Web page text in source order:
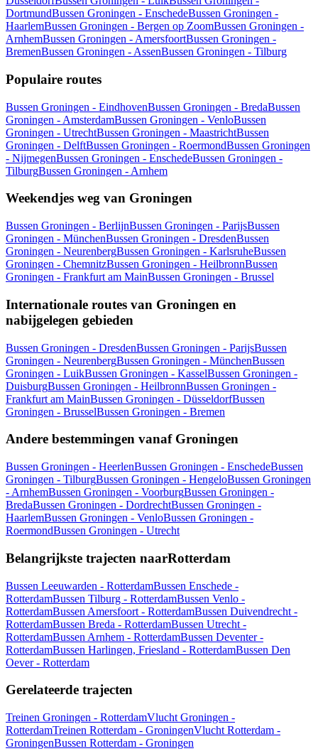
DortmundBussen Groningen - EnschedeBussen Groningen -
HaarlemBussen Groningen - Bergen op ZoomBussen Groningen -
ArnhemBussen Groningen - AmersfoortBussen Groningen -
BremenBussen Groningen - AssenBussen Groningen - Tilburg
Populaire routes
Bussen Groningen - EindhovenBussen Groningen - BredaBussen
Groningen - AmsterdamBussen Groningen - VenloBussen
Groningen - UtrechtBussen Groningen - MaastrichtBussen
Groningen - DelftBussen Groningen - RoermondBussen Groningen
- NijmegenBussen Groningen - EnschedeBussen Groningen -
TilburgBussen Groningen - Arnhem
Weekendjes weg van Groningen
Bussen Groningen - BerlijnBussen Groningen - ParijsBussen
Groningen - MünchenBussen Groningen - DresdenBussen
Groningen - NeurenbergBussen Groningen - KarlsruheBussen
Groningen - ChemnitzBussen Groningen - HeilbronnBussen
Groningen - Frankfurt am MainBussen Groningen - Brussel
Internationale routes van Groningen en
nabijgelegen gebieden
Bussen Groningen - DresdenBussen Groningen - ParijsBussen
Groningen - NeurenbergBussen Groningen - MünchenBussen
Groningen - LuikBussen Groningen - KasselBussen Groningen -
DuisburgBussen Groningen - HeilbronnBussen Groningen -
Frankfurt am MainBussen Groningen - DüsseldorfBussen
Groningen - BrusselBussen Groningen - Bremen
Andere bestemmingen vanaf Groningen
Bussen Groningen - HeerlenBussen Groningen - EnschedeBussen
Groningen - TilburgBussen Groningen - HengeloBussen Groningen
- ArnhemBussen Groningen - VoorburgBussen Groningen -
BredaBussen Groningen - DordrechtBussen Groningen -
HaarlemBussen Groningen - VenloBussen Groningen -
RoermondBussen Groningen - Utrecht
Belangrijkste trajecten naarRotterdam
Bussen Leeuwarden - RotterdamBussen Enschede -
RotterdamBussen Tilburg - RotterdamBussen Venlo -
RotterdamBussen Amersfoort - RotterdamBussen Duivendrecht -
RotterdamBussen Breda - RotterdamBussen Utrecht -
RotterdamBussen Arnhem - RotterdamBussen Deventer -
RotterdamBussen Harlingen, Friesland - RotterdamBussen Den
Oever - Rotterdam
Gerelateerde trajecten
Treinen Groningen - RotterdamVlucht Groningen -
RotterdamTreinen Rotterdam - GroningenVlucht Rotterdam -
GroningenBussen Rotterdam - Groningen